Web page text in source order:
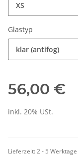
XS
Glastyp
klar (antifog)
56,00 €
inkl. 20% USt.
Lieferzeit:2 - 5 Werktage